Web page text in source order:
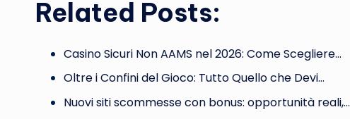
Related Posts:
Casino Sicuri Non AAMS nel 2026: Come Scegliere…
Oltre i Confini del Gioco: Tutto Quello che Devi…
Nuovi siti scommesse con bonus: opportunità reali,…